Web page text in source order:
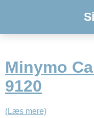
Minymo
9120
(Læs mere)